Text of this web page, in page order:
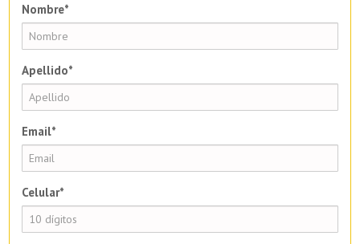
Nombre*
Apellido*
Email*
Celular*